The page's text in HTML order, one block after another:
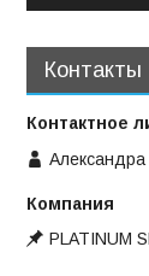
Контакты
Александра
PLATINUM